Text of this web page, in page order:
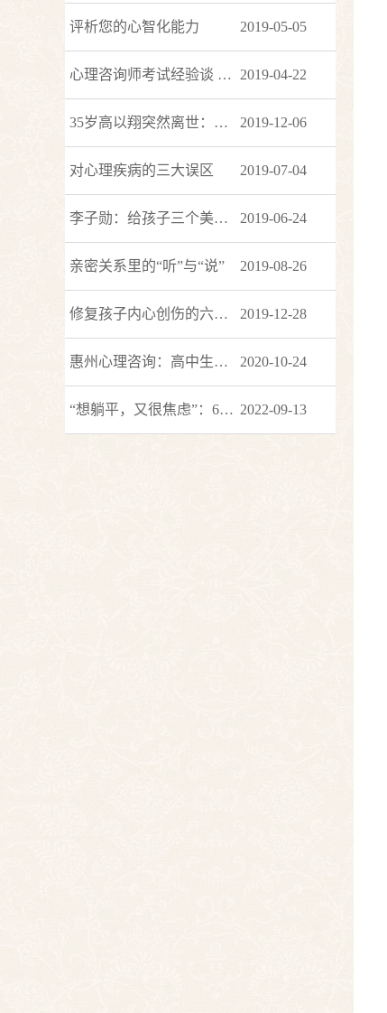
评析您的心智化能力 2019-05-05
心理咨询师考试经验谈 八种手势识破大话 2019-04-22
35岁高以翔突然离世：直面死亡，才能明白生命所赋予的意义 2019-12-06
对心理疾病的三大误区 2019-07-04
李子勋：给孩子三个美好的假定 2019-06-24
亲密关系里的“听”与“说” 2019-08-26
修复孩子内心创伤的六句话，一生受用 2019-12-28
惠州心理咨询：高中生女儿的“青春期事故” 2020-10-24
“想躺平，又很焦虑”：6个方法缓解焦虑 2022-09-13